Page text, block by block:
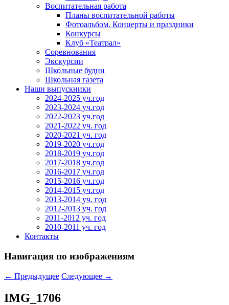
Воспитательная работа
Планы воспитательной работы
Фотоальбом. Концерты и праздники
Конкурсы
Клуб «Театрал»
Соревнования
Экскурсии
Школьные будни
Школьная газета
Наши выпускники
2024-2025 уч.год
2023-2024 уч.год
2022-2023 уч.год
2021-2022 уч. год
2020-2021 уч. год
2019-2020 уч.год
2018-2019 уч.год
2017-2018 уч.год
2016-2017 уч.год
2015-2016 уч.год
2014-2015 уч.год
2013-2014 уч. год
2012-2013 уч. год
2011-2012 уч. год
2010-2011 уч. год
Контакты
Навигация по изображениям
← Предыдущее Следующее →
IMG_1706